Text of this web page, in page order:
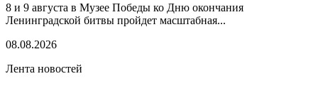
8 и 9 августа в Музее Победы ко Дню окончания
Ленинградской битвы пройдет масштабная...
08.08.2026
Лента новостей